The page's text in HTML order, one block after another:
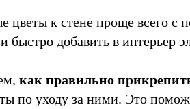
цветы к стене проще всего
быстро добавить в интерьер
как правильно
по уходу за ними. Это